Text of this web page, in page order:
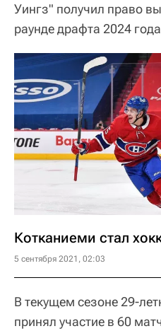
Уингз" получил право
раунде драфта 2024
Котканиеми стал
5 сентября 2021, 02:03
В текущем сезоне 29-
принял участие в 60